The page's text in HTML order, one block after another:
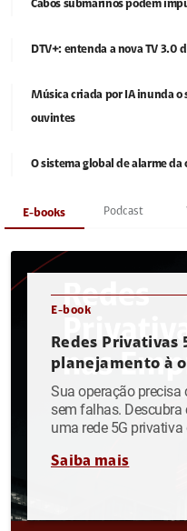
Cabos submarinos podem
DTV+: entenda a nova TV 3.0
Música criada por IA inunda o
ouvintes
O sistema global de alarme
E-books Podcast
E-book
Redes Privativas
planejamento à
Sua operação precisa
sem falhas.
uma rede 5G privativa
Saiba mais